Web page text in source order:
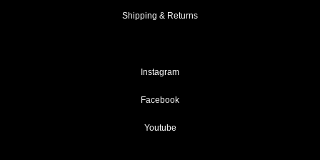
Shipping & Returns
Instagram
Facebook
Youtube